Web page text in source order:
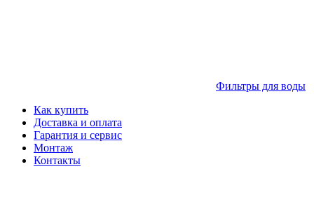
Фильтры для воды
Как купить
Доставка и оплата
Гарантия и сервис
Монтаж
Контакты